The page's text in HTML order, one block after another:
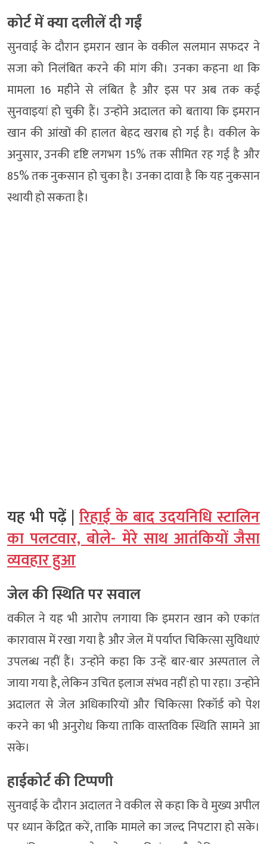
कोर्ट में क्या दलीलें दी गईं
सुनवाई के दौरान इमरान खान के वकील सलमान सफदर ने
सजा को निलंबित करने की मांग की। उनका कहना था कि
मामला 16 महीने से लंबित है और इस पर अब तक कई
सुनवाइयां हो चुकी हैं। उन्होंने अदालत को बताया कि इमरान
खान की आंखों की हालत बेहद खराब हो गई है। वकील के
अनुसार, उनकी दृष्टि लगभग 15% तक सीमित रह गई है और
85% तक नुकसान हो चुका है। उनका दावा है कि यह नुकसान
स्थायी हो सकता है।
यह भी पढ़ें | रिहाई के बाद उदयनिधि स्टालिन
का पलटवार, बोले- मेरे साथ आतंकियों जैसा
व्यवहार हुआ
जेल की स्थिति पर सवाल
वकील ने यह भी आरोप लगाया कि इमरान खान को एकांत
कारावास में रखा गया है और जेल में पर्याप्त चिकित्सा सुविधाएं
उपलब्ध नहीं हैं। उन्होंने कहा कि उन्हें बार-बार अस्पताल ले
जाया गया है, लेकिन उचित इलाज संभव नहीं हो पा रहा। उन्होंने
अदालत से जेल अधिकारियों और चिकित्सा रिकॉर्ड को पेश
करने का भी अनुरोध किया ताकि वास्तविक स्थिति सामने आ
सके।
हाईकोर्ट की टिप्पणी
सुनवाई के दौरान अदालत ने वकील से कहा कि वे मुख्य अपील
पर ध्यान केंद्रित करें, ताकि मामले का जल्द निपटारा हो सके।